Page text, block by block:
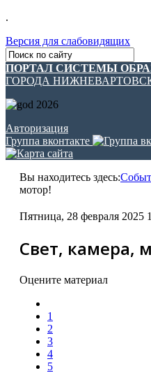
.
Версия для слабовидящих
ПОРТАЛ СИСТЕМЫ
ГОРОДА
Авторизация
Группа вконтакте
Вы находитесь здесь:
мотор!
Пятница, 28 февраля 2025
Свет, камера,
Оцените материал
1
2
3
4
5